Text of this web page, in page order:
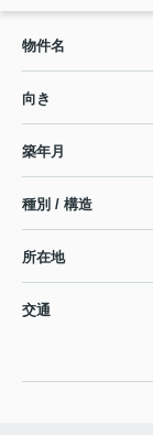
物件名
向き
築年月
種別 / 構造
所在地
交通